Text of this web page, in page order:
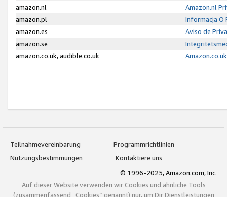
amazon.nl
Amazon.nl
amazon.pl
Informacja O
amazon.es
Aviso de
amazon.se
amazon.co.uk, audible.co.uk
Teilnahmevereinbarung
Programmrichtlinien
Nutzungsbestimmungen
Kontaktiere uns
© 1996-2025, Amazon.com, Inc.
Auf dieser Website verwenden wir Cookies und ähnliche Tools
(zusammenfassend „Cookies“ genannt) nur, um Dir Dienstleistungen